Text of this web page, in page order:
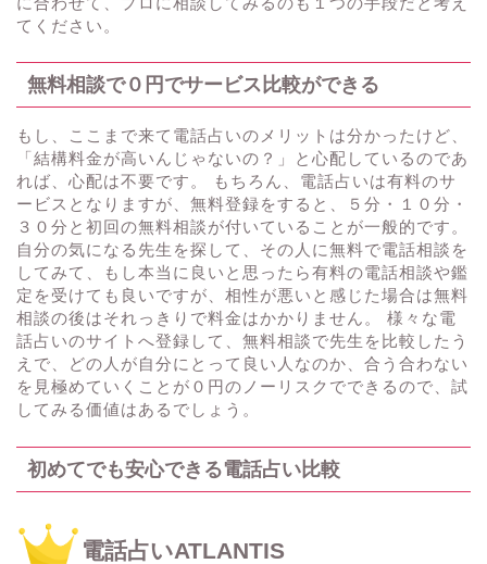
てください。
無料相談で０円でサービス比較ができる
もし、ここまで来て電話占いのメリットは分かったけど、
「結構料金が高いんじゃないの？」と心配しているのであ
れば、心配は不要です。 もちろん、電話占いは有料のサ
ービスとなりますが、無料登録をすると、５分・１０分・
３０分と初回の無料相談が付いていることが一般的です。
自分の気になる先生を探して、その人に無料で電話相談を
してみて、もし本当に良いと思ったら有料の電話相談や鑑
定を受けても良いですが、相性が悪いと感じた場合は無料
相談の後はそれっきりで料金はかかりません。 様々な電
話占いのサイトへ登録して、無料相談で先生を比較したう
えで、どの人が自分にとって良い人なのか、合う合わない
を見極めていくことが０円のノーリスクでできるので、試
してみる価値はあるでしょう。
初めてでも安心できる電話占い比較
電話占いATLANTIS